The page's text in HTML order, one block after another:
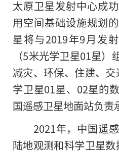
太原卫星发射中心成
用空间基础设施规划
星将与2019年9月发
（5米光学卫星01星
减灾、环保、住建、
学卫星01星、02星的
国遥感卫星地面站负责
2021年，中国遥
陆地观测和科学卫星